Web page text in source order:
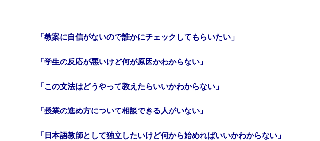
「教案に自信がないので誰かにチェックしてもらいたい」
「学生の反応が悪いけど何が原因かわからない」
「この文法はどうやって教えたらいいかわからない」
「授業の進め方について相談できる人がいない」
「日本語教師として独立したいけど何から始めればいいかわからない」